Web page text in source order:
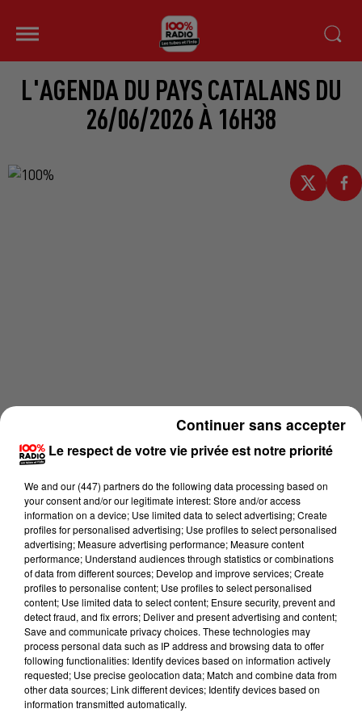
L'AGENDA DU PAYS CATALANS DU
26/06/2026 À 16H38
Lecture (1 min 14 sec)
100%
L'agenda du Pays catalans du 26/06/2026 à
Le respect de votre vie privée est notre priorité
We and our (447) partnersdo the following data processing based on
your consent and/or our legitimate interest: Store and/or access
information on a device; Use limited data to select advertising; Create
profiles for personalised advertising; Use profiles to select personalised
advertising; Measure advertising performance; Measure content
performance; Understand audiences through statistics or combinations
of data from different sources; Develop and improve services; Create
profiles to personalise content; Use profiles to select personalised
content; Use limited data to select content; Ensure security, prevent and
detect fraud, and fix errors; Deliver and present advertising and content;
Save and communicate privacy choices. These technologies may
process personal data such as IP address and browsing data to offer
following functionalities: Identify devices based on information actively
requested; Use precise geolocation data; Match and combine data from
other data sources; Link different devices; Identify devices based on
information transmitted automatically.
Continuer sans accepter